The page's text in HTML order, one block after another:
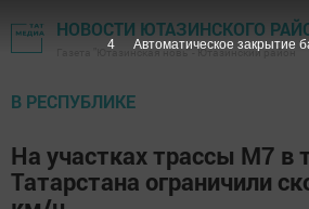
НОВОСТИ ЮТАЗИНСКОГО
Газета "Ютазинская новь" - Ютазинский район
В РЕСПУБЛИКЕ
На участках трассы М7 в
Татарстана ограничили
3 Автоматическое закрытие